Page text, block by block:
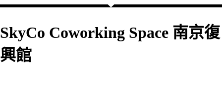
SkyCo Coworking Space 南京復
興館